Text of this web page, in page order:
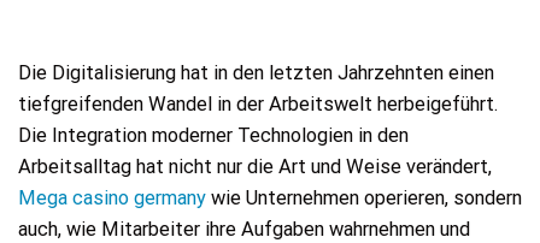
Die Digitalisierung hat in den letzten Jahrzehnten einen
tiefgreifenden Wandel in der Arbeitswelt herbeigeführt.
Die Integration moderner Technologien in den
Arbeitsalltag hat nicht nur die Art und Weise verändert,
Mega casino germany wie Unternehmen operieren, sondern
auch, wie Mitarbeiter ihre Aufgaben wahrnehmen und